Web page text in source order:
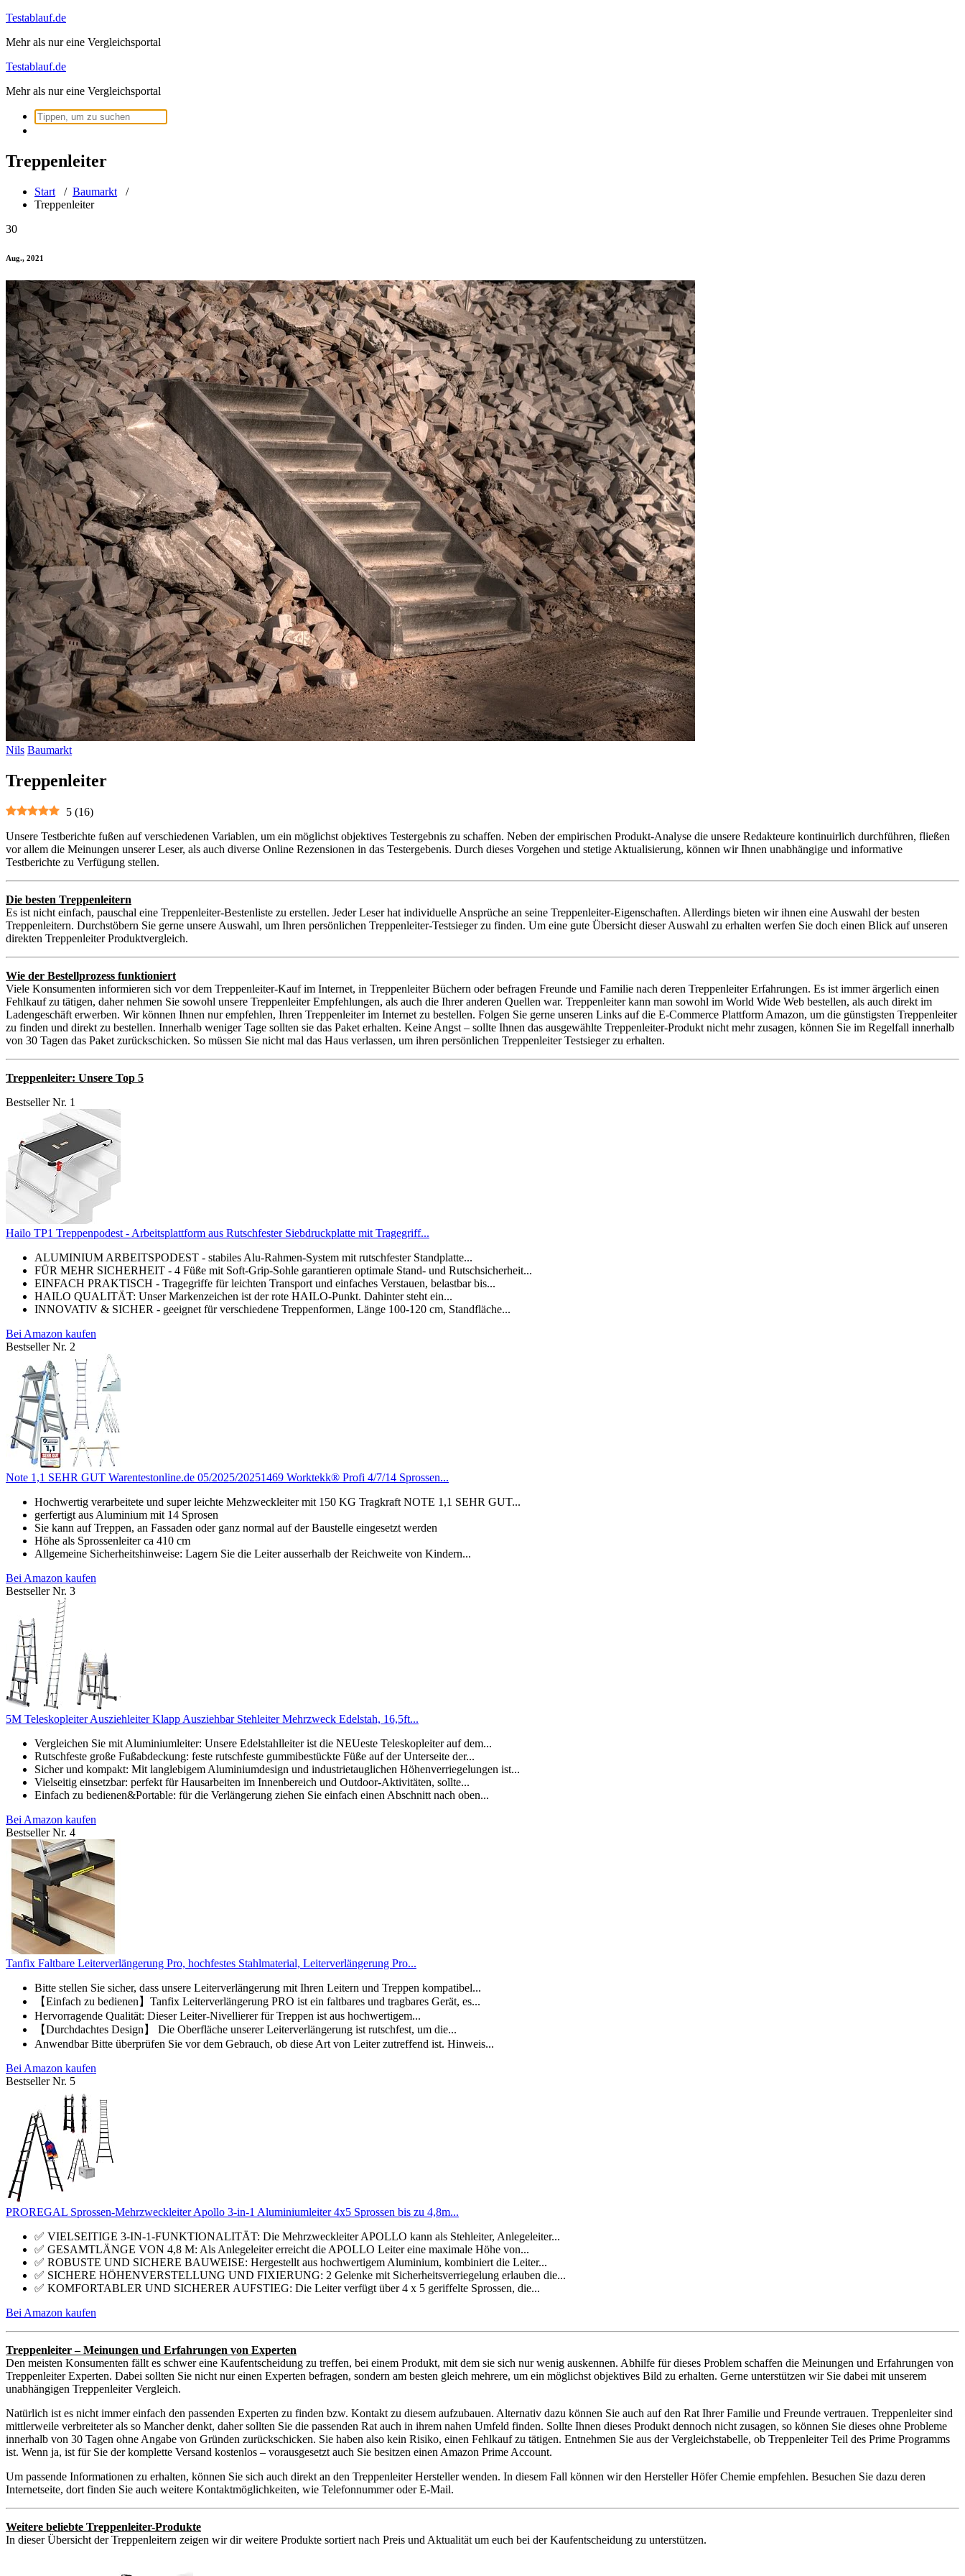
Zum
springen
Testablauf.de
Mehr als nur eine Vergleichsportal
Testablauf.de
Mehr als nur eine Vergleichsportal
Suchen
nach:
Treppenleiter
Start / Baumarkt /
Treppenleiter
30
Aug., 2021
Nils Baumarkt
Treppenleiter
5 (16)
Unsere Testberichte fußen auf verschiedenen Variablen, um ein möglichst objektives Testergebnis zu schaffen. Neben der empirischen Produkt-Analyse die unsere Redakteure kontinuirlich durchführen, fließen
vor allem die Meinungen unserer Leser, als auch diverse Online Rezensionen in das Testergebenis. Durch dieses Vorgehen und stetige Aktualisierung, können wir Ihnen unabhängige und informative
Testberichte zu Verfügung stellen.
Die besten Treppenleitern
Es ist nicht einfach, pauschal eine Treppenleiter-Bestenliste zu erstellen. Jeder Leser hat individuelle Ansprüche an seine Treppenleiter-Eigenschaften. Allerdings bieten wir ihnen eine Auswahl der besten
Treppenleitern. Durchstöbern Sie gerne unsere Auswahl, um Ihren persönlichen Treppenleiter-Testsieger zu finden. Um eine gute Übersicht dieser Auswahl zu erhalten werfen Sie doch einen Blick auf unseren
direkten Treppenleiter Produktvergleich.
Wie der Bestellprozess funktioniert
Viele Konsumenten informieren sich vor dem Treppenleiter-Kauf im Internet, in Treppenleiter Büchern oder befragen Freunde und Familie nach deren Treppenleiter Erfahrungen. Es ist immer ärgerlich einen
Fehlkauf zu tätigen, daher nehmen Sie sowohl unsere Treppenleiter Empfehlungen, als auch die Ihrer anderen Quellen war. Treppenleiter kann man sowohl im World Wide Web bestellen, als auch direkt im
Ladengeschäft erwerben. Wir können Ihnen nur empfehlen, Ihren Treppenleiter im Internet zu bestellen. Folgen Sie gerne unseren Links auf die E-Commerce Plattform Amazon, um die günstigsten Treppenleiter
zu finden und direkt zu bestellen. Innerhalb weniger Tage sollten sie das Paket erhalten. Keine Angst – sollte Ihnen das ausgewählte Treppenleiter-Produkt nicht mehr zusagen, können Sie im Regelfall innerhalb
von 30 Tagen das Paket zurückschicken. So müssen Sie nicht mal das Haus verlassen, um ihren persönlichen Treppenleiter Testsieger zu erhalten.
Treppenleiter: Unsere Top 5
Bestseller Nr. 1
Hailo TP1 Treppenpodest - Arbeitsplattform aus Rutschfester Siebdruckplatte mit Tragegriff...
ALUMINIUM ARBEITSPODEST - stabiles Alu-Rahmen-System mit rutschfester Standplatte...
FÜR MEHR SICHERHEIT - 4 Füße mit Soft-Grip-Sohle garantieren optimale Stand- und Rutschsicherheit...
EINFACH PRAKTISCH - Tragegriffe für leichten Transport und einfaches Verstauen, belastbar bis...
HAILO QUALITÄT: Unser Markenzeichen ist der rote HAILO-Punkt. Dahinter steht ein...
INNOVATIV & SICHER - geeignet für verschiedene Treppenformen, Länge 100-120 cm, Standfläche...
Bei Amazon kaufen
Bestseller Nr. 2
Note 1,1 SEHR GUT Warentestonline.de 05/2025/20251469 Worktekk® Profi 4/7/14 Sprossen...
Hochwertig verarbeitete und super leichte Mehzweckleiter mit 150 KG Tragkraft NOTE 1,1 SEHR GUT...
gerfertigt aus Aluminium mit 14 Sprosen
Sie kann auf Treppen, an Fassaden oder ganz normal auf der Baustelle eingesetzt werden
Höhe als Sprossenleiter ca 410 cm
Allgemeine Sicherheitshinweise: Lagern Sie die Leiter ausserhalb der Reichweite von Kindern...
Bei Amazon kaufen
Bestseller Nr. 3
5M Teleskopleiter Ausziehleiter Klapp Ausziehbar Stehleiter Mehrzweck Edelstah, 16,5ft...
Vergleichen Sie mit Aluminiumleiter: Unsere Edelstahlleiter ist die NEUeste Teleskopleiter auf dem...
Rutschfeste große Fußabdeckung: feste rutschfeste gummibestückte Füße auf der Unterseite der...
Sicher und kompakt: Mit langlebigem Aluminiumdesign und industrietauglichen Höhenverriegelungen ist...
Vielseitig einsetzbar: perfekt für Hausarbeiten im Innenbereich und Outdoor-Aktivitäten, sollte...
Einfach zu bedienen&Portable: für die Verlängerung ziehen Sie einfach einen Abschnitt nach oben...
Bei Amazon kaufen
Bestseller Nr. 4
Tanfix Faltbare Leiterverlängerung Pro, hochfestes Stahlmaterial, Leiterverlängerung Pro...
Bitte stellen Sie sicher, dass unsere Leiterverlängerung mit Ihren Leitern und Treppen kompatibel...
【Einfach zu bedienen】Tanfix Leiterverlängerung PRO ist ein faltbares und tragbares Gerät, es...
Hervorragende Qualität: Dieser Leiter-Nivellierer für Treppen ist aus hochwertigem...
【Durchdachtes Design】 Die Oberfläche unserer Leiterverlängerung ist rutschfest, um die...
Anwendbar Bitte überprüfen Sie vor dem Gebrauch, ob diese Art von Leiter zutreffend ist. Hinweis...
Bei Amazon kaufen
Bestseller Nr. 5
PROREGAL Sprossen-Mehrzweckleiter Apollo 3-in-1 Aluminiumleiter 4x5 Sprossen bis zu 4,8m...
✅ VIELSEITIGE 3-IN-1-FUNKTIONALITÄT: Die Mehrzweckleiter APOLLO kann als Stehleiter, Anlegeleiter...
✅ GESAMTLÄNGE VON 4,8 M: Als Anlegeleiter erreicht die APOLLO Leiter eine maximale Höhe von...
✅ ROBUSTE UND SICHERE BAUWEISE: Hergestellt aus hochwertigem Aluminium, kombiniert die Leiter...
✅ SICHERE HÖHENVERSTELLUNG UND FIXIERUNG: 2 Gelenke mit Sicherheitsverriegelung erlauben die...
✅ KOMFORTABLER UND SICHERER AUFSTIEG: Die Leiter verfügt über 4 x 5 geriffelte Sprossen, die...
Bei Amazon kaufen
Treppenleiter – Meinungen und Erfahrungen von Experten
Den meisten Konsumenten fällt es schwer eine Kaufentscheidung zu treffen, bei einem Produkt, mit dem sie sich nur wenig auskennen. Abhilfe für dieses Problem schaffen die Meinungen und Erfahrungen von
Treppenleiter Experten. Dabei sollten Sie nicht nur einen Experten befragen, sondern am besten gleich mehrere, um ein möglichst objektives Bild zu erhalten. Gerne unterstützen wir Sie dabei mit unserem
unabhängigen Treppenleiter Vergleich.
Natürlich ist es nicht immer einfach den passenden Experten zu finden bzw. Kontakt zu diesem aufzubauen. Alternativ dazu können Sie auch auf den Rat Ihrer Familie und Freunde vertrauen. Treppenleiter sind
mittlerweile verbreiteter als so Mancher denkt, daher sollten Sie die passenden Rat auch in ihrem nahen Umfeld finden. Sollte Ihnen dieses Produkt dennoch nicht zusagen, so können Sie dieses ohne Probleme
innerhalb von 30 Tagen ohne Angabe von Gründen zurückschicken. Sie haben also kein Risiko, einen Fehlkauf zu tätigen. Entnehmen Sie aus der Vergleichstabelle, ob Treppenleiter Teil des Prime Programms
ist. Wenn ja, ist für Sie der komplette Versand kostenlos – vorausgesetzt auch Sie besitzen einen Amazon Prime Account.
Um passende Informationen zu erhalten, können Sie sich auch direkt an den Treppenleiter Hersteller wenden. In diesem Fall können wir den Hersteller Höfer Chemie empfehlen. Besuchen Sie dazu deren
Internetseite, dort finden Sie auch weitere Kontaktmöglichkeiten, wie Telefonnummer oder E-Mail.
Weitere beliebte Treppenleiter-Produkte
In dieser Übersicht der Treppenleitern zeigen wir dir weitere Produkte sortiert nach Preis und Aktualität um euch bei der Kaufentscheidung zu unterstützen.